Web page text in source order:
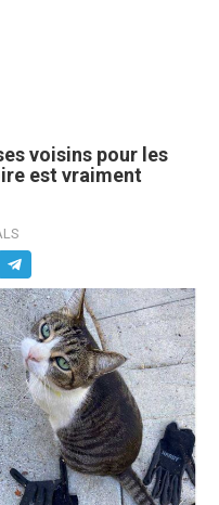
voisins pour les
est vraiment